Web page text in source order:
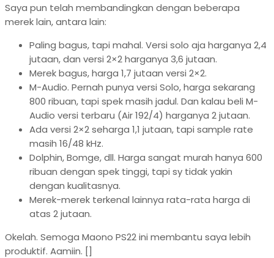
Saya pun telah membandingkan dengan beberapa
merek lain, antara lain:
Paling bagus, tapi mahal. Versi solo aja harganya 2,4
jutaan, dan versi 2×2 harganya 3,6 jutaan.
Merek bagus, harga 1,7 jutaan versi 2×2.
M-Audio. Pernah punya versi Solo, harga sekarang
800 ribuan, tapi spek masih jadul. Dan kalau beli M-
Audio versi terbaru (Air 192/4) harganya 2 jutaan.
Ada versi 2×2 seharga 1,1 jutaan, tapi sample rate
masih 16/48 kHz.
Dolphin, Bomge, dll. Harga sangat murah hanya 600
ribuan dengan spek tinggi, tapi sy tidak yakin
dengan kualitasnya.
Merek-merek terkenal lainnya rata-rata harga di
atas 2 jutaan.
Okelah. Semoga Maono PS22 ini membantu saya lebih
produktif. Aamiin. []